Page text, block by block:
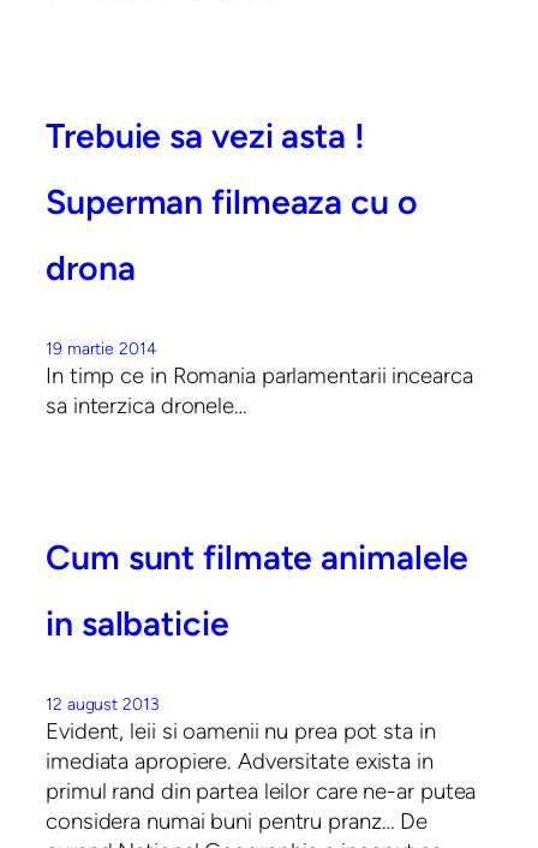
Trebuie sa vezi asta !
Superman filmeaza cu o
drona
19 martie 2014
In timp ce in Romania parlamentarii incearca
sa interzica dronele…
Cum sunt filmate animalele
in salbaticie
12 august 2013
Evident, leii si oamenii nu prea pot sta in
imediata apropiere. Adversitate exista in
primul rand din partea leilor care ne-ar putea
considera numai buni pentru pranz… De